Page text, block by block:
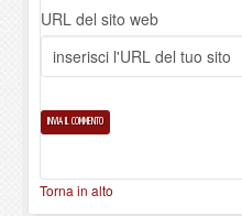
URL del sito web
Torna in alto